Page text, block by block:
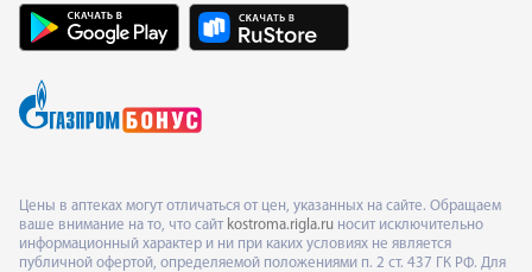
Цены в аптеках могут отличаться от цен, указанных на сайте. Обращаем
ваше внимание на то, что сайт kostroma.rigla.ru носит исключительно
информационный характер и ни при каких условиях не является
публичной офертой, определяемой положениями п. 2 ст. 437 ГК РФ. Для